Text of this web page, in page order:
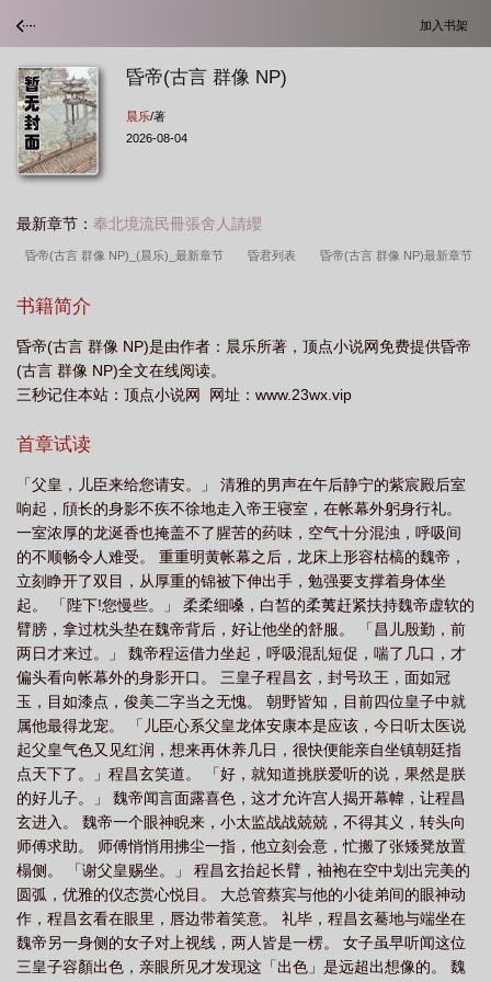
加入书架
昏帝(古言 群像 NP)
晨乐/著
2026-08-04
最新章节： 奉北境流民冊張舍人請纓
昏帝(古言 群像 NP)_(晨乐)_最新章节 昏君列表 昏帝(古言 群像 NP)最新章节
言群像文
像文推荐 昏帝(古言 群像 NP)_(晨乐) 关于昏君的 昏君百科 古言修仙群
像文推荐 昏君类型的 昏帝(古言 群像 NP)作者晨乐
乐)_最新章节列表_大众文学作
无弹窗 昏帝(古言 群像 NP)最新章节_ 昏帝(古言 群像 NP)最 昏帝(古言 群
像 NP)_(晨乐)_最新章节列表_大众文学 昏君扫书 好看的古言群像文 昏君
免费阅读 昏帝(古言 群像 NP)_(晨乐)_ 昏君全本 有关昏君的 昏君最新
章节 姐妹群像文古言 昏君皇帝 昏君之类的 大家族古言群像 昏君全
文 昏君阅读 昏君全文免费阅读 昏帝(古言 群像 NP)(晨乐) 昏君推
荐 昏君百度百科 昏君的 昏帝(古言 群像 NP)全文 昏君好看吗
书籍简介
昏帝(古言 群像 NP)是由作者：晨乐所著，顶点小说网免费提供昏帝
(古言 群像 NP)全文在线阅读。
三秒记住本站：顶点小说网 网址：www.23wx.vip
首章试读
「父皇，儿臣来给您请安。」 清雅的男声在午后静宁的紫宸殿后室
响起，頎长的身影不疾不徐地走入帝王寝室，在帐幕外躬身行礼。
一室浓厚的龙涎香也掩盖不了腥苦的药味，空气十分混浊，呼吸间
的不顺畅令人难受。 重重明黄帐幕之后，龙床上形容枯槁的魏帝，
立刻睁开了双目，从厚重的锦被下伸出手，勉强要支撑着身体坐
起。 「陛下!您慢些。」 柔柔细嗓，白皙的柔荑赶紧扶持魏帝虚软的
臂膀，拿过枕头垫在魏帝背后，好让他坐的舒服。 「昌儿殷勤，前
两日才来过。」 魏帝程运借力坐起，呼吸混乱短促，喘了几口，才
偏头看向帐幕外的身影开口。 三皇子程昌玄，封号玖王，面如冠
玉，目如漆点，俊美二字当之无愧。 朝野皆知，目前四位皇子中就
属他最得龙宠。 「儿臣心系父皇龙体安康本是应该，今日听太医说
起父皇气色又见红润，想来再休养几日，很快便能亲自坐镇朝廷指
点天下了。」程昌玄笑道。 「好，就知道挑朕爱听的说，果然是朕
的好儿子。」 魏帝闻言面露喜色，这才允许宫人揭开幕幃，让程昌
玄进入。 魏帝一个眼神睨来，小太监战战兢兢，不得其义，转头向
师傅求助。 师傅悄悄用拂尘一指，他立刻会意，忙搬了张矮凳放置
榻侧。 「谢父皇赐坐。」 程昌玄抬起长臂，袖袍在空中划出完美的
圆弧，优雅的仪态赏心悦目。 大总管蔡宾与他的小徒弟间的眼神动
作，程昌玄看在眼里，唇边带着笑意。 礼毕，程昌玄驀地与端坐在
魏帝另一身侧的女子对上视线，两人皆是一楞。 女子虽早听闻这位
三皇子容顏出色，亲眼所见才发现这「出色」是远超出想像的。 魏